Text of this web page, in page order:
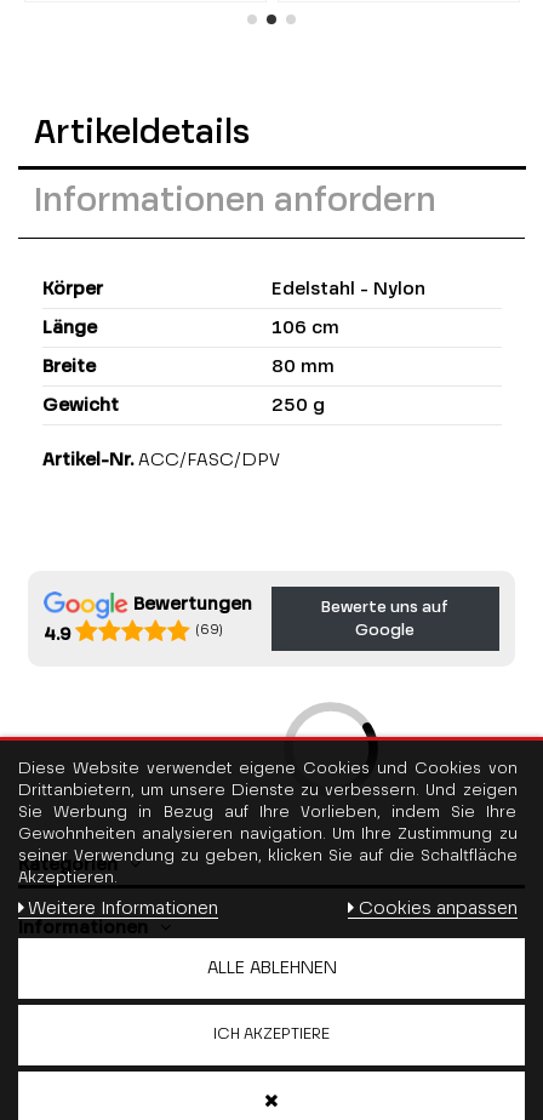
Artikeldetails
Informationen anfordern
Körper Edelstahl - Nylon
Länge 106 cm
Breite 80 mm
Gewicht 250 g
Artikel-Nr. ACC/FASC/DPV
Bewertungen
4.9
(69)
Bewerte uns auf
Google
Kategorien
Informationen
Diese Website verwendet eigene Cookies und Cookies von
Drittanbietern, um unsere Dienste zu verbessern. Und zeigen
Sie Werbung in Bezug auf Ihre Vorlieben, indem Sie Ihre
Gewohnheiten analysieren navigation. Um Ihre Zustimmung zu
seiner Verwendung zu geben, klicken Sie auf die Schaltfläche
Akzeptieren.
Weitere Informationen Cookies anpassen
ALLE ABLEHNEN
ICH AKZEPTIERE